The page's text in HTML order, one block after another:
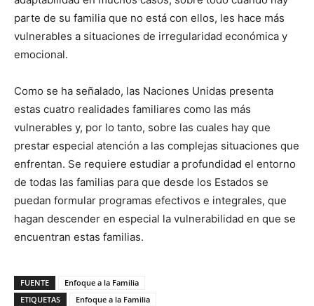
parte de su familia que no está con ellos, les hace más
vulnerables a situaciones de irregularidad económica y
emocional.
Como se ha señalado, las Naciones Unidas presenta
estas cuatro realidades familiares como las más
vulnerables y, por lo tanto, sobre las cuales hay que
prestar especial atención a las complejas situaciones que
enfrentan. Se requiere estudiar a profundidad el entorno
de todas las familias para que desde los Estados se
puedan formular programas efectivos e integrales, que
hagan descender en especial la vulnerabilidad en que se
encuentran estas familias.
FUENTE
Enfoque a la Familia
ETIQUETAS
Enfoque a la Familia